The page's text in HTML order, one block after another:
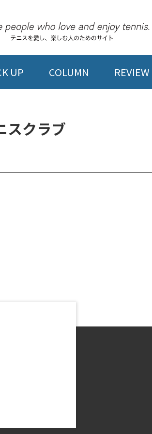
UP COLUMN REVIEW
スクラブ